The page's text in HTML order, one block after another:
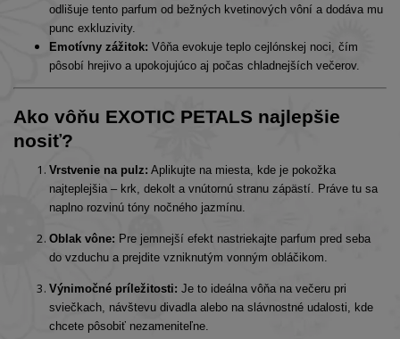
odlišuje tento parfum od bežných kvetinových vôní a dodáva mu
punc exkluzivity.
Emotívny zážitok: Vôňa evokuje teplo cejlónskej noci, čím
pôsobí hrejivo a upokojujúco aj počas chladnejších večerov.
Ako vôňu EXOTIC PETALS najlepšie
nosiť?
Vrstvenie na pulz: Aplikujte na miesta, kde je pokožka
najteplejšia – krk, dekolt a vnútornú stranu zápästí. Práve tu sa
naplno rozvinú tóny nočného jazmínu.
Oblak vône: Pre jemnejší efekt nastriekajte parfum pred seba
do vzduchu a prejdite vzniknutým vonným obláčikom.
Výnimočné príležitosti: Je to ideálna vôňa na večeru pri
sviečkach, návštevu divadla alebo na slávnostné udalosti, kde
chcete pôsobiť nezameniteľne.